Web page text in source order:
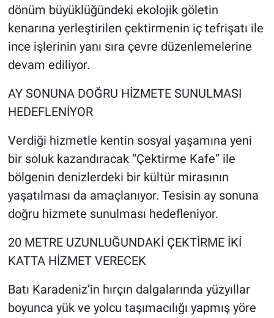
dönüm büyüklüğündeki ekolojik göletin
kenarına yerleştirilen çektirmenin iç tefrişatı ile
ince işlerinin yanı sıra çevre düzenlemelerine
devam ediliyor.
AY SONUNA DOĞRU HİZMETE SUNULMASI
HEDEFLENİYOR
Verdiği hizmetle kentin sosyal yaşamına yeni
bir soluk kazandıracak “Çektirme Kafe” ile
bölgenin denizlerdeki bir kültür mirasının
yaşatılması da amaçlanıyor. Tesisin ay sonuna
doğru hizmete sunulması hedefleniyor.
20 METRE UZUNLUĞUNDAKİ ÇEKTİRME İKİ
KATTA HİZMET VERECEK
Batı Karadeniz’in hırçın dalgalarında yüzyıllar
boyunca yük ve yolcu taşımacılığı yapmış yöre